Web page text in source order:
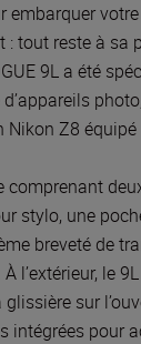
embarquer
tout reste à sa
9L a été
Z8
comprenant
stylo, une
breveté de
l’extérieur, le
sur
intégrées pour